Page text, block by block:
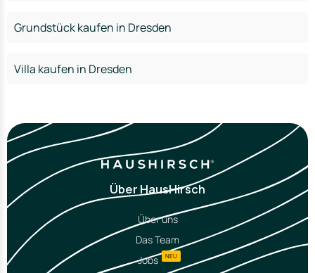
Grundstück kaufen in Dresden
Villa kaufen in Dresden
Über HausHirsch
Über uns
Das Team
Jobs
NEU